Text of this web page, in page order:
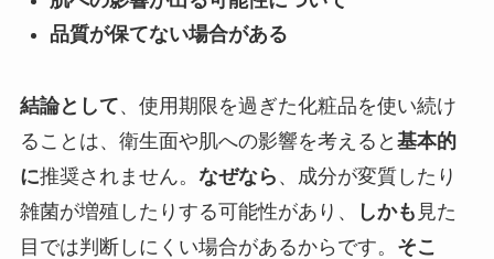
品質が保てない場合がある
結論として、使用期限を過ぎた化粧品を使い続け
ることは、衛生面や肌への影響を考えると 基本的
に推奨されません。 なぜなら 、成分が変質したり
雑菌が増殖したりする可能性があり、
しかも 見た
目では判断しにくい場合があるからです。 そこ